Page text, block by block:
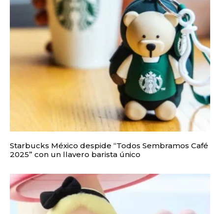
Starbucks México despide “Todos Sembramos Café
2025” con un llavero barista único